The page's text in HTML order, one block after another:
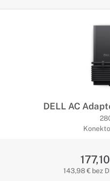
DELL AC
143,98 € bez